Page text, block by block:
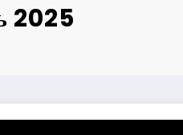
2025